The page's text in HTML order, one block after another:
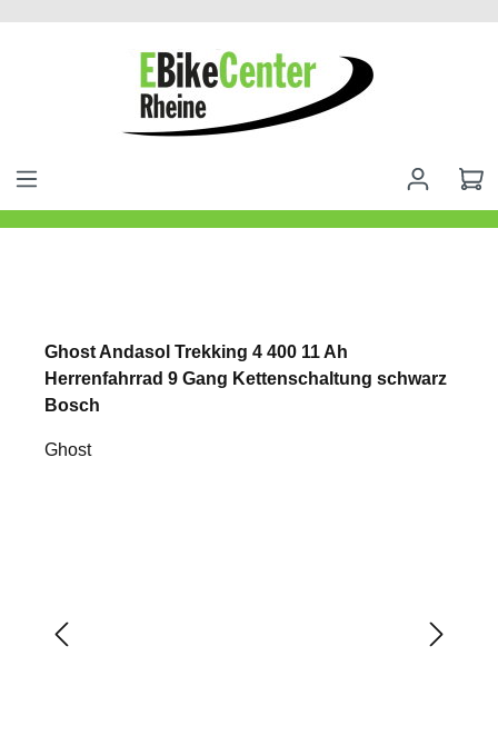
springen
Ghost Andasol Trekking 4 400 11 Ah
Herrenfahrrad 9 Gang Kettenschaltung schwarz
Bosch
Ghost